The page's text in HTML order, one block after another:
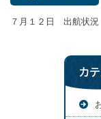
７月１２日 出航状況
カ